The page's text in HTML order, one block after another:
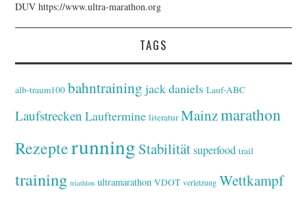
DUVhttps://www.ultra-marathon.org
TAGS
alb-traum100 bahntraining jack daniels Lauf-ABC
Laufstrecken Lauftermine literatur Mainzmarathon
Rezepterunning Stabilität superfood trail
training triathlon ultramarathon VDOT verletzung Wettkampf